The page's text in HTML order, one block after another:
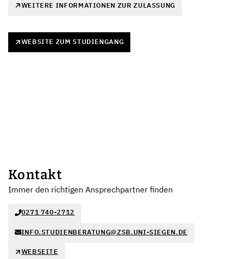
WEITERE INFORMATIONEN ZUR ZULASSUNG
WEBSITE ZUM STUDIENGANG
Kontakt
Immer den richtigen Ansprechpartner finden
0271 740-2712
INFO.STUDIENBERATUNG@ZSB.UNI-SIEGEN.DE
WEBSEITE